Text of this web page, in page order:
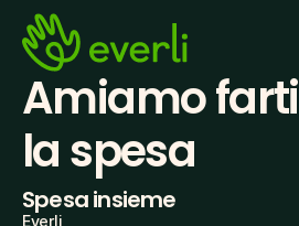
Amiamo farti
la spesa
Spesa insieme
Everli